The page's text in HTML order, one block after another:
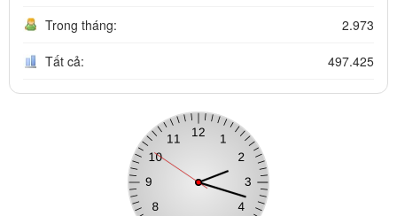
Trong tháng: 2.973
Tất cả: 497.425